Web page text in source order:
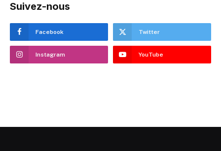
Suivez-nous
Facebook Twitter
Instagram YouTube